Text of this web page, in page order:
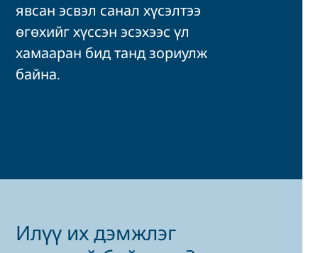
явсан эсвэл санал хүсэлтээ
өгөхийг хүссэн эсэхээс үл
хамааран бид танд зориулж
байна.
Илүү их дэмжлэг